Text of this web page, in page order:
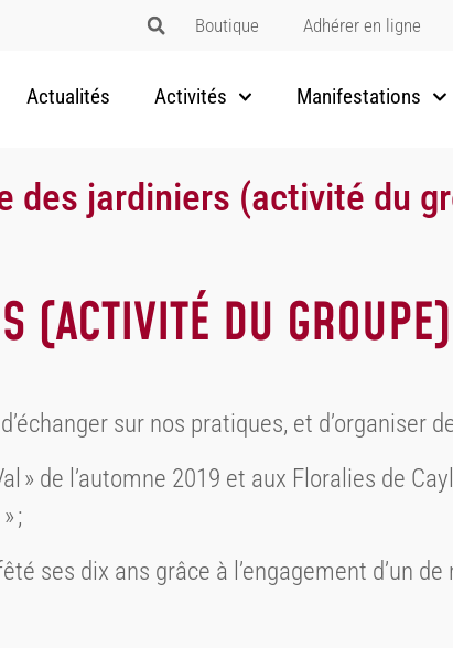
Boutique Adhérer en ligne
Actualités Activités Manifestations
des jardiniers (activité du
(ACTIVITÉ DU GROUPE)
sur nos pratiques, et d’organiser
» de l’automne 2019 et aux Floralies de
;
ses dix ans grâce à l’engagement d’un